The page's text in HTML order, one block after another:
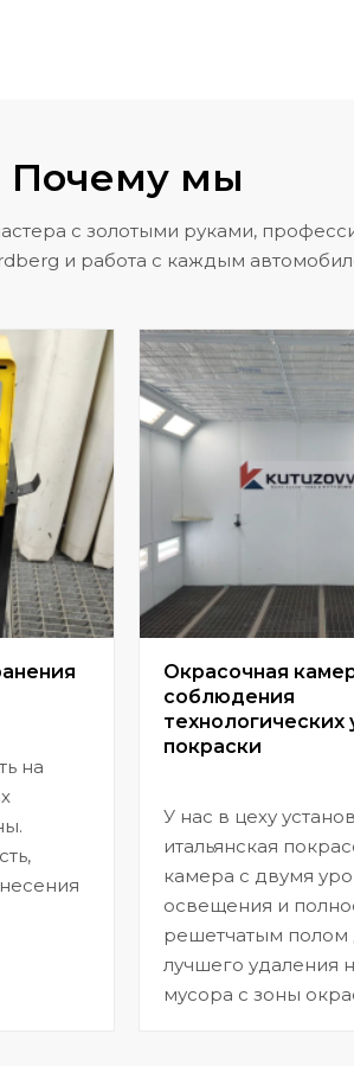
Почему мы
с золотыми руками,
и работа с каждым
на
Окрасочная
соблюдения
технологических
покраски
У нас в цеху
итальянская
камера с двумя
освещения и
решетчатым полом
лучшего удаления
мусора с зоны